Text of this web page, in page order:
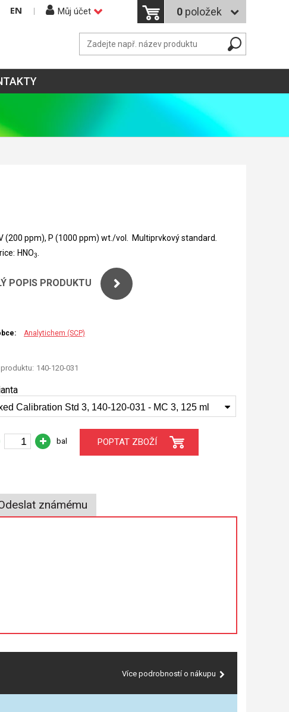
EN Můj účet 0 položek
(200 ppm), P (1000 ppm) wt./vol. Multiprvkový standard
HNO3.
POPIS PRODUKTU
Analytichem (SCP)
140-120-031
Calibration Std 3, 140-120-031 - MC 3, 125 ml
bal POPTAT ZBOŽÍ
známému
Více podrobností o nákupu